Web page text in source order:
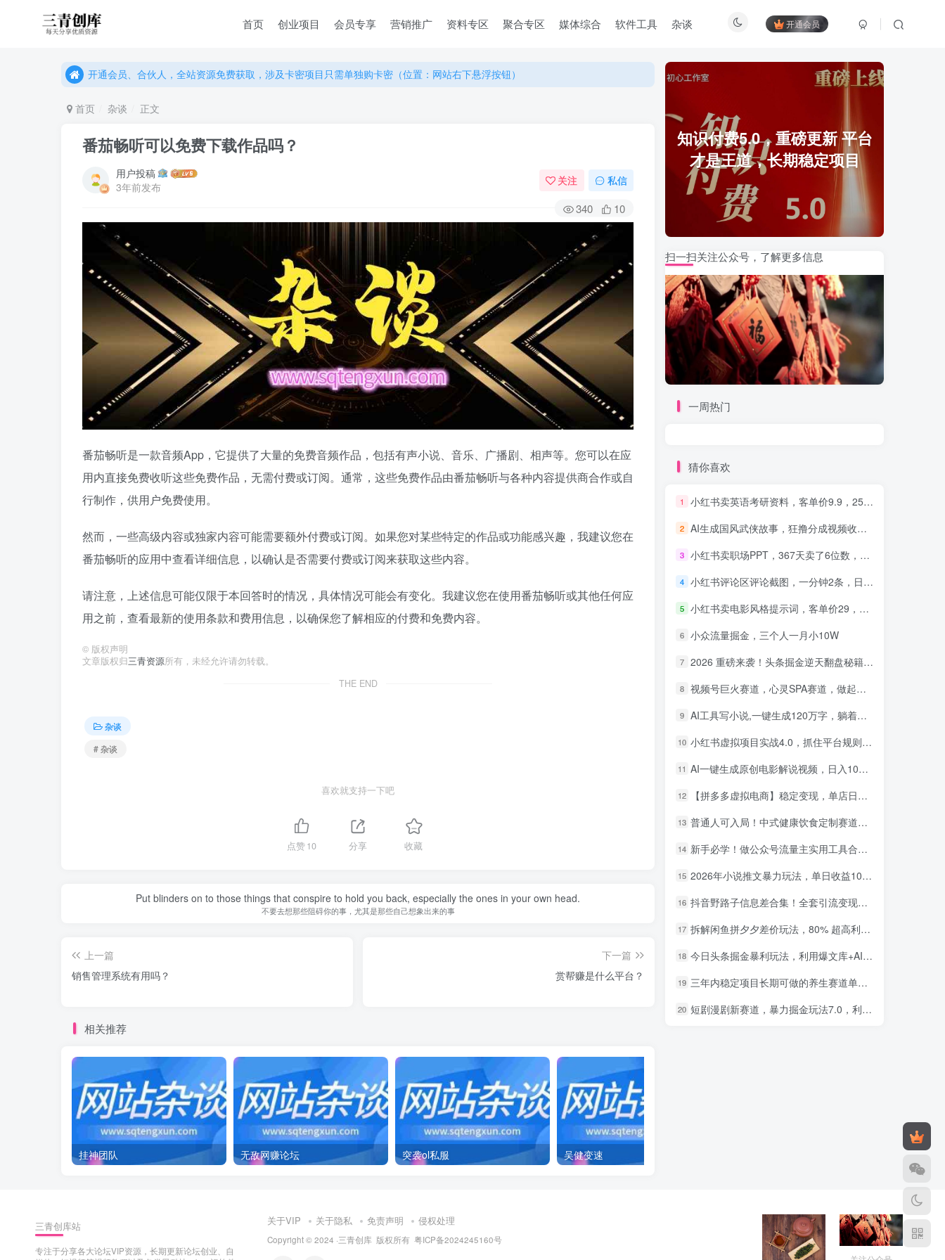
开通会员
首页 创业项目 会员专享 营销推广 资料专区 聚合专区 媒体综合 软件工具 杂谈
开通会员、合伙人，全站资源免费获取，涉及卡密项目只需单独购卡密（位置：网站右下悬浮按钮）
开通会员、合伙人，全站资源免费获取，涉及卡密项目只需单独购卡密（位置：网站右下悬浮按钮）
首页 杂谈 正文
番茄畅听可以免费下载作品吗？
用户投稿
3年前发布
关注 私信
340 10
番茄畅听是一款音频App，它提供了大量的免费音频作品，包括有声小说、音乐、广播剧、相声等。您可以在应
用内直接免费收听这些免费作品，无需付费或订阅。通常，这些免费作品由番茄畅听与各种内容提供商合作或自
行制作，供用户免费使用。
然而，一些高级内容或独家内容可能需要额外付费或订阅。如果您对某些特定的作品或功能感兴趣，我建议您在
番茄畅听的应用中查看详细信息，以确认是否需要付费或订阅来获取这些内容。
请注意，上述信息可能仅限于本回答时的情况，具体情况可能会有变化。我建议您在使用番茄畅听或其他任何应
用之前，查看最新的使用条款和费用信息，以确保您了解相应的付费和免费内容。
© 版权声明
文章版权归三青资源所有，未经允许请勿转载。
THE END
杂谈
# 杂谈
喜欢就支持一下吧
点赞10 分享 收藏
Put blinders on to those things that conspire to hold you back, especially the ones in your own head.
不要去想那些阻碍你的事，尤其是那些自己想象出来的事
上一篇
销售管理系统有用吗？
下一篇
赏帮赚是什么平台？
相关推荐
挂神团队 无敌网赚论坛 突袭ol私服 吴健变速 造梦西游3
知识付费5.0，重磅更新 平台
才是王道，长期稳定项目
扫一扫关注公众号，了解更多信息
一周热门
猜你喜欢
1 小红书卖英语考研资料，客单价9.9，250天卖了16w!
2 AI生成国风武侠故事，狂撸分成视频收益，轻松日入1000+【可多平台分发】！
3 小红书卖职场PPT，367天卖了6位数，从0-1全流程讲解
4 小红书评论区评论截图，一分钟2条，日入几千，多劳多得!
5 小红书卖电影风格提示词，客单价29，50多天卖了790单，小白直接抄作业！
6 小众流量掘金，三个人一月小10W
7 2026 重磅来袭！头条掘金逆天翻盘秘籍，AI 一键打造爆款内容，只需简单复制粘贴，日入 1000 + 轻松实现！
8 视频号巨火赛道，心灵SPA赛道，做起来超简单，每天收益800+！
9 AI工具写小说,一键生成120万字，躺着也能赚，月入2w+！
10 小红书虚拟项目实战4.0，抓住平台规则调整，单店日入500+！
11 AI一键生成原创电影解说视频，日入1000+！
12 【拼多多虚拟电商】稳定变现，单店日利润500+，软件挂机全自动发货，轻松实现月入1w+！
13 普通人可入局！中式健康饮食定制赛道，AI 十分钟做爆款，变现超给力
14 新手必学！做公众号流量主实用工具合集，从选题到变现，一篇搞定（新手必备）
15 2026年小说推文暴力玩法，单日收益1000+，小白看完即可上手
16 抖音野路子信息差合集！全套引流变现玩法，保姆级拆解
17 拆解闲鱼拼夕夕差价玩法，80% 超高利润，日入轻松过千
18 今日头条掘金暴利玩法，利用爆文库+AI辅助，轻松矩阵、当天起号，简单粗暴，日入1000+
19 三年内稳定项目长期可做的养生赛道单条视频收入2200
20 短剧漫剧新赛道，暴力掘金玩法7.0，利用最权威的去重技术，号称单日可收益最高1w+
三青创库站
专注于分享各大论坛VIP资源，长期更新论坛创业、自
关于VIP 关于隐私 免责声明 侵权处理
Copyright © 2024 ·三青创库 版权所有 粤ICP备2024245160号